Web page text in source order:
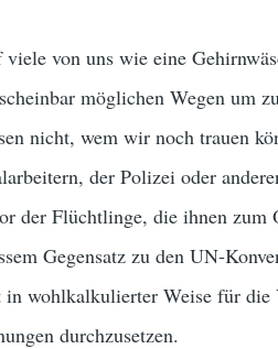
viele von uns wie eine
möglichen Wegen um
nicht, wem wir noch trauen
der Polizei oder
der Flüchtlinge, die ihnen zum
Gegensatz zu den UN-
wohlkalkulierter Weise für die
durchzusetzen.